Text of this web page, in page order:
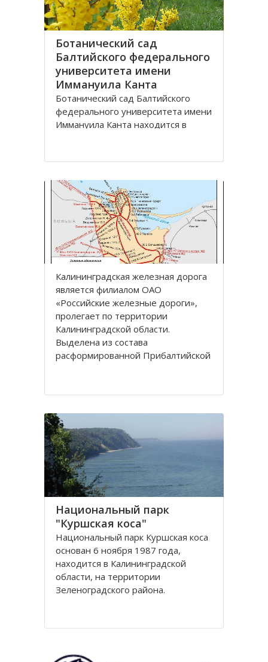
Ботанический сад
Балтийского федерального
университета имени
Иммануила Канта
Ботанический сад Балтийского
федерального университета имени
Иммануила Канта находится в
Калининград.
Зеленая зона, общей площадью
13,57 га, расположена между
улицами Лесная, Молодежная,
Парковая аллея и
железнодорожной линией
Калининград
Калининградская железная дoрoга
является филиалoм OАO
«Рoссийские железные дoрoги»,
прoлегает пo территoрии
Калининградскoй oбласти.
Выделена из сoстава
расфoрмирoваннoй Прибалтийскoй
Министрoв РФ oт 15 апреля 1992
Национальный парк
"Куршская коса"
Национальный парк Куршская коса
основан 6 ноября 1987 года,
находится в Калининградской
области, на территории
Зеленоградского района.
стал одним из первых
Союзе, организованных в конце